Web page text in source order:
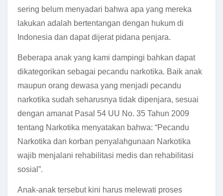
sering belum menyadari bahwa apa yang mereka
lakukan adalah bertentangan dengan hukum di
Indonesia dan dapat dijerat pidana penjara.
Beberapa anak yang kami dampingi bahkan dapat
dikategorikan sebagai pecandu narkotika. Baik anak
maupun orang dewasa yang menjadi pecandu
narkotika sudah seharusnya tidak dipenjara, sesuai
dengan amanat Pasal 54 UU No. 35 Tahun 2009
tentang Narkotika menyatakan bahwa: “Pecandu
Narkotika dan korban penyalahgunaan Narkotika
wajib menjalani rehabilitasi medis dan rehabilitasi
sosial”.
Anak-anak tersebut kini harus melewati proses